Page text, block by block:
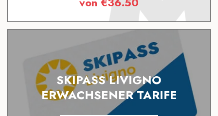
SKIPASS LIVIGNO
ERWACHSENER TARIFE